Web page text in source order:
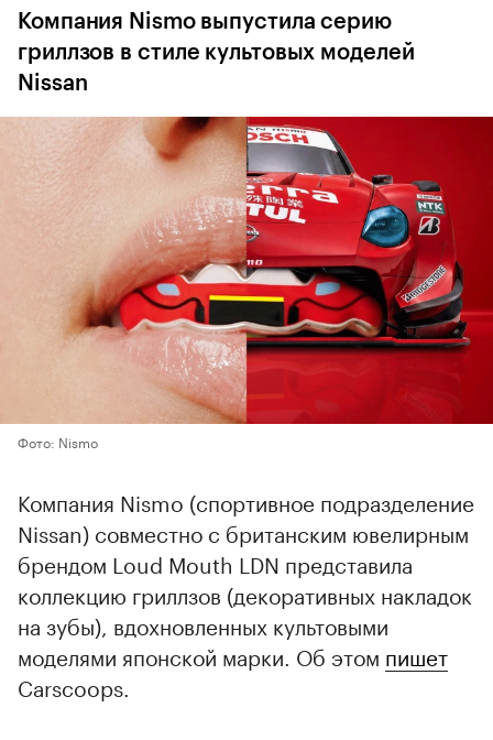
Компания Nismo выпустила серию
гриллзов в стиле культовых моделей
Nissan
Фото: Nismo
Компания Nismo (спортивное подразделение
Nissan) совместно с британским ювелирным
брендом Loud Mouth LDN представила
коллекцию гриллзов (декоративных накладок
на зубы), вдохновленных культовыми
моделями японской марки. Об этом пишет
Carscoops.